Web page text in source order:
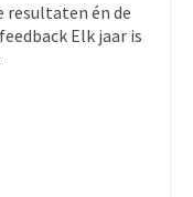
resultaten én de
Elk jaar is